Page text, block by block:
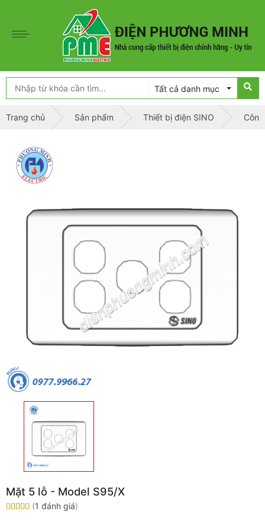
Tất cả danh mục
Trang chủ Sản phẩm Thiết bị điện SINO
Mặt 5 lỗ - Model S95/X
(1 đánh giá)